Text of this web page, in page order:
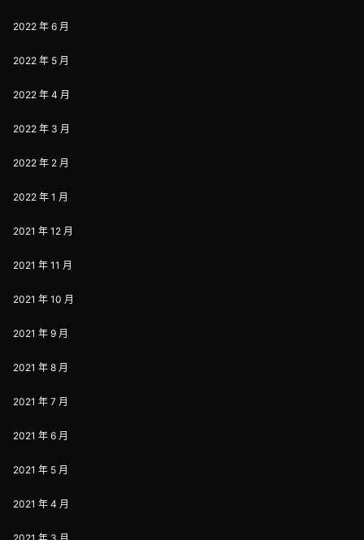
2022 年 6 月
2022 年 5 月
2022 年 4 月
2022 年 3 月
2022 年 2 月
2022 年 1 月
2021 年 12 月
2021 年 11 月
2021 年 10 月
2021 年 9 月
2021 年 8 月
2021 年 7 月
2021 年 6 月
2021 年 5 月
2021 年 4 月